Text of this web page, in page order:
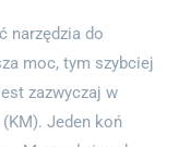
narzędzia do
moc, tym szybciej
zazwyczaj w
Jeden koń